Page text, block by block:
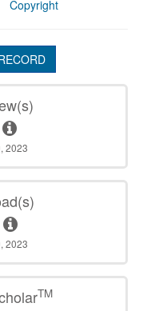
Copyright
2023
2023
TM